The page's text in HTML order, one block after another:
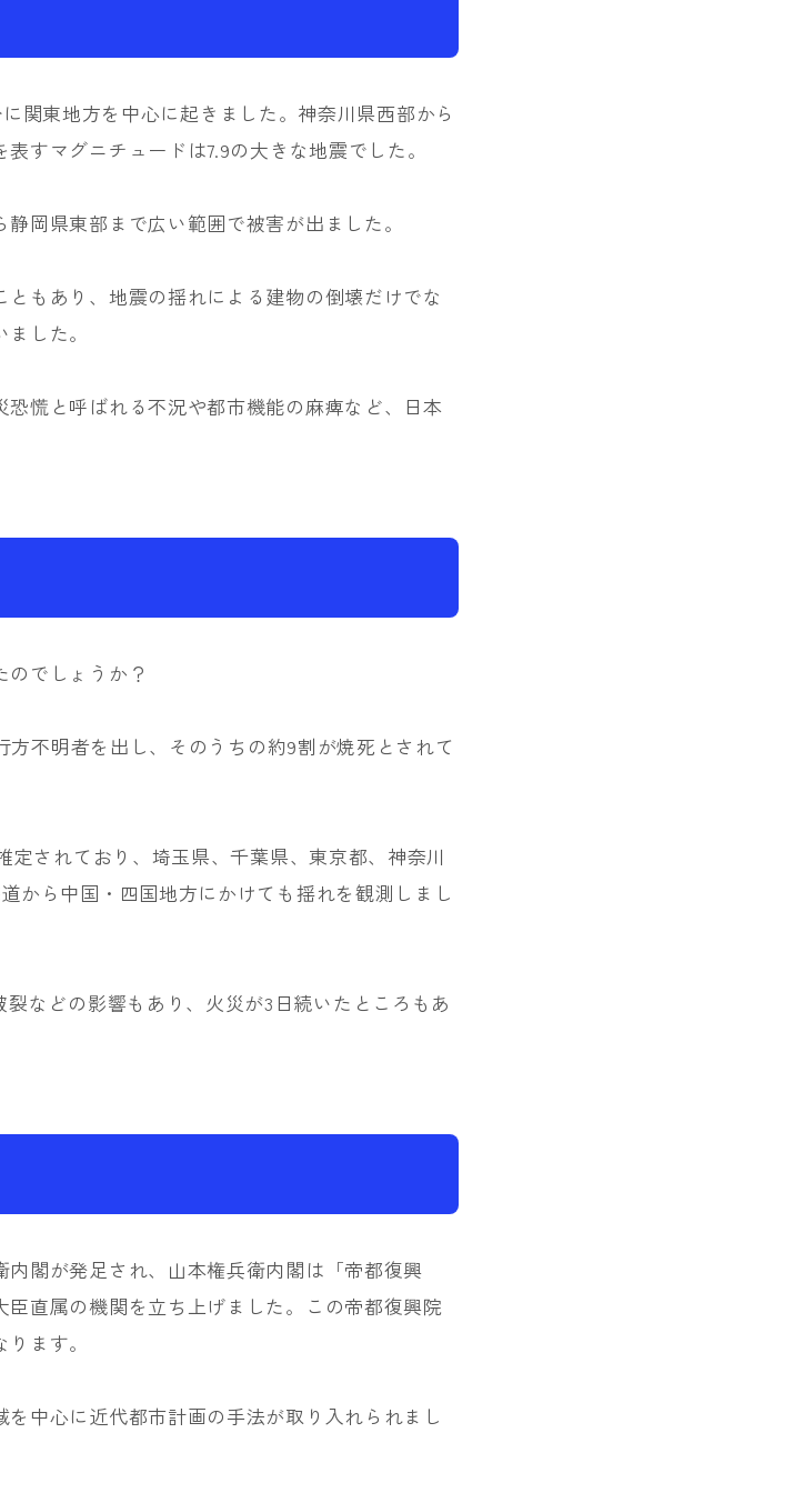
関東地方を中心に起きました。神奈川県西部から
すマグニチュードは7.9の大きな地震でした。
岡県東部まで広い範囲で被害が出ました。
もあり、地震の揺れによる建物の倒壊だけでな
した。
慌と呼ばれる不況や都市機能の麻痺など、日本
でしょうか？
不明者を出し、そのうちの約9割が焼死とされて
定されており、埼玉県、千葉県、東京都、神奈川
から中国・四国地方にかけても揺れを観測しまし
などの影響もあり、火災が3日続いたところもあ
閣が発足され、山本権兵衛内閣は「帝都復興
直属の機関を立ち上げました。この帝都復興院
ます。
中心に近代都市計画の手法が取り入れられまし